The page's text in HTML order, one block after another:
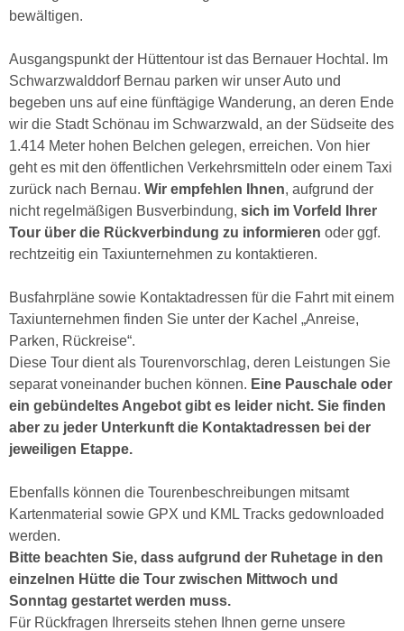
bewältigen.
Ausgangspunkt der Hüttentour ist das Bernauer Hochtal. Im
Schwarzwalddorf Bernau parken wir unser Auto und
begeben uns auf eine fünftägige Wanderung, an deren Ende
wir die Stadt Schönau im Schwarzwald, an der Südseite des
1.414 Meter hohen Belchen gelegen, erreichen. Von hier
geht es mit den öffentlichen Verkehrsmitteln oder einem Taxi
zurück nach Bernau. Wir empfehlen Ihnen, aufgrund der
nicht regelmäßigen Busverbindung, sich im Vorfeld Ihrer
Tour über die Rückverbindung zu informieren oder ggf.
rechtzeitig ein Taxiunternehmen zu kontaktieren.
Busfahrpläne sowie Kontaktadressen für die Fahrt mit einem
Taxiunternehmen finden Sie unter der Kachel „Anreise,
Parken, Rückreise“.
Diese Tour dient als Tourenvorschlag, deren Leistungen Sie
separat voneinander buchen können. Eine Pauschale oder
ein gebündeltes Angebot gibt es leider nicht. Sie finden
aber zu jeder Unterkunft die Kontaktadressen bei der
jeweiligen Etappe.
Ebenfalls können die Tourenbeschreibungen mitsamt
Kartenmaterial sowie GPX und KML Tracks gedownloaded
werden.
Bitte beachten Sie, dass aufgrund der Ruhetage in den
einzelnen Hütte die Tour zwischen Mittwoch und
Sonntag gestartet werden muss.
Für Rückfragen Ihrerseits stehen Ihnen gerne unsere